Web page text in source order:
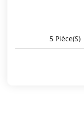
5 Pièce(s)